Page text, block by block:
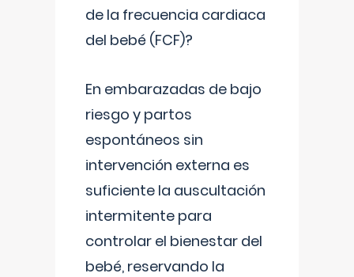
de la frecuencia cardiaca
del bebé (FCF)?
En embarazadas de bajo
riesgo y partos
espontáneos sin
intervención externa es
suficiente la auscultación
intermitente para
controlar el bienestar del
bebé, reservando la